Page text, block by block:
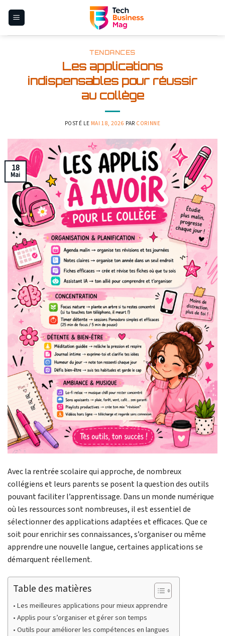
TENDANCES
Les applications
indispensables pour réussir
au collège
POSTÉ LE MAI 18, 2026 PAR CORINNE
18
Mai
Avec la rentrée scolaire qui approche, de nombreux
collégiens et leurs parents se posent la question des outils
pouvant faciliter l’apprentissage. Dans un monde numérique
où les ressources sont nombreuses, il est essentiel de
sélectionner des applications adaptées et efficaces. Que ce
soit pour enrichir ses connaissances, s’organiser ou même
apprendre une nouvelle langue, certaines applications se
démarquent réellement.
Table des matières
Les meilleures applications pour mieux apprendre
Applis pour s’organiser et gérer son temps
Outils pour améliorer les compétences en langues